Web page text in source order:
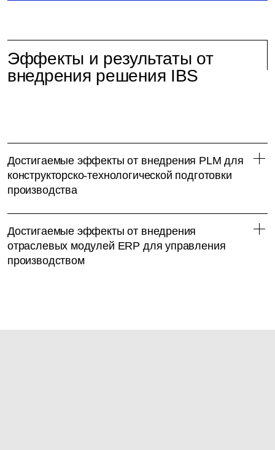
Эффекты и результаты от
внедрения решения IBS
Достигаемые эффекты от внедрения PLM для
конструкторско-технологической подготовки
производства
Достигаемые эффекты от внедрения
отраслевых модулей ERP для управления
производством